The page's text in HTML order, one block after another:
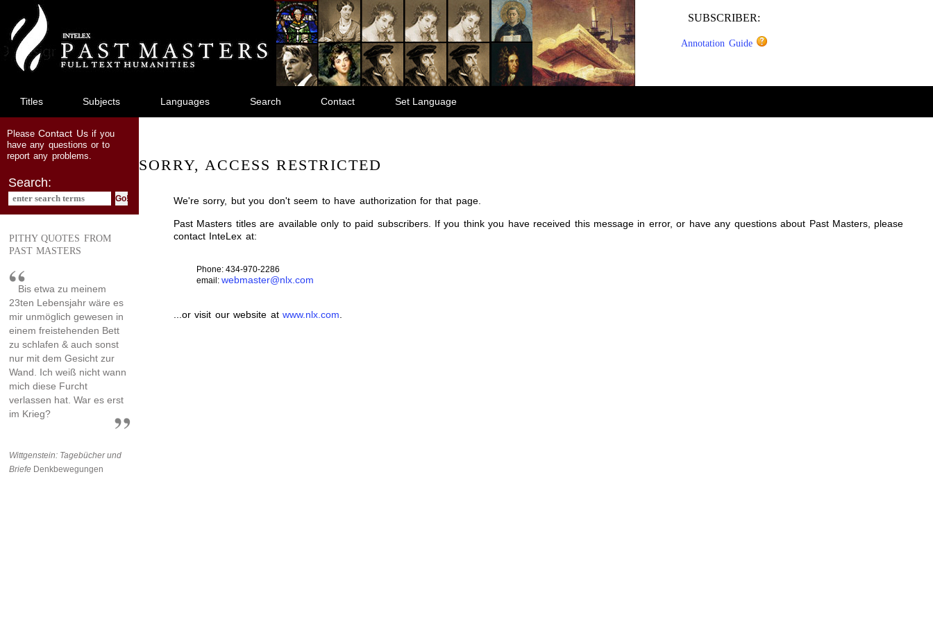
main
content
SUBSCRIBER:
Annotation Guide
Titles Subjects Languages Search Contact Set Language
PleaseContact Usif you
have any questions or to
report any problems.
Search:
PITHY QUOTES FROM
PAST MASTERS
Bis etwa zu meinem
23ten Lebensjahr wäre es
mir unmöglich gewesen in
einem freistehenden Bett
zu schlafen & auch sonst
nur mit dem Gesicht zur
Wand. Ich weiß nicht wann
mich diese Furcht
verlassen hat. War es erst
im Krieg?
Wittgenstein: Tagebücher und
Briefe Denkbewegungen
SORRY, ACCESS RESTRICTED
We're sorry, but you don't seem to have authorization for that page.
Past Masters titles are available only to paid subscribers. If you think you have received this message in error, or have any questions about Past Masters, please
contact InteLex at:
Phone: 434-970-2286
email: webmaster@nlx.com
...or visit our website atwww.nlx.com